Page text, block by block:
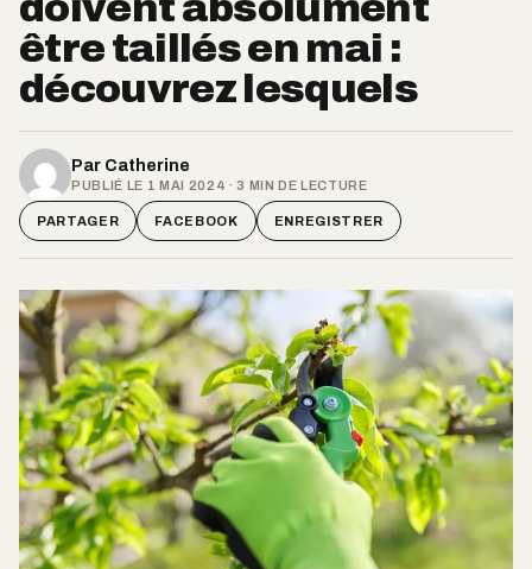
être taillés en mai :
découvrez lesquels
Par Catherine
PUBLIÉ LE 1 MAI 2024 · 3 MIN DE LECTURE
PARTAGER FACEBOOK ENREGISTRER